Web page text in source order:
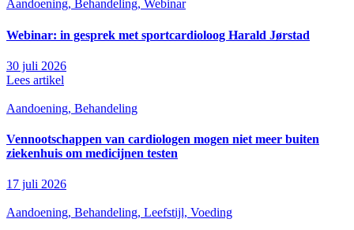
Aandoening, Behandeling, Webinar
Webinar: in gesprek met sportcardioloog Harald Jørstad
30 juli 2026
Lees artikel
Aandoening, Behandeling
Vennootschappen van cardiologen mogen niet meer buiten
ziekenhuis om medicijnen testen
17 juli 2026
Aandoening, Behandeling, Leefstijl, Voeding